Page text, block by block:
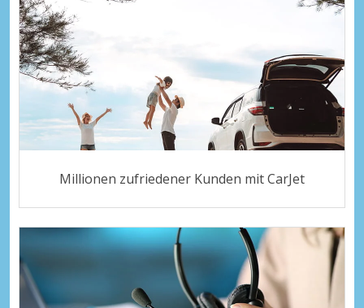
Millionen zufriedener Kunden mit CarJet